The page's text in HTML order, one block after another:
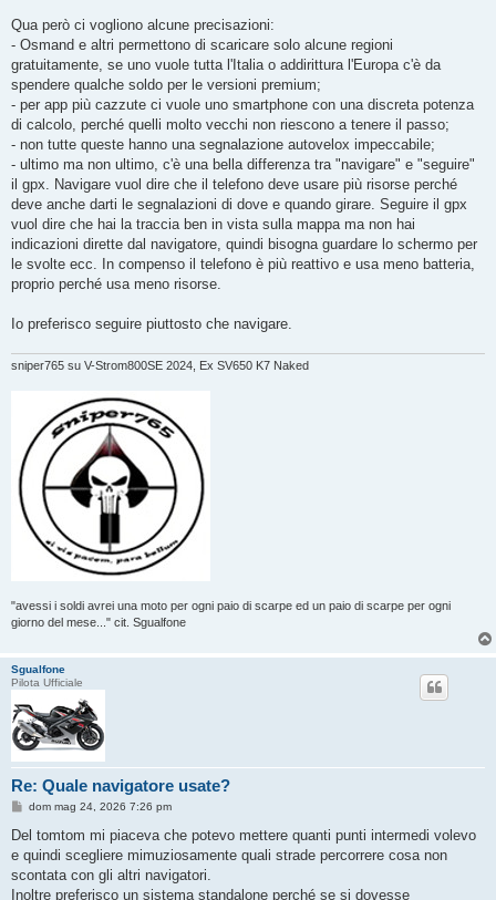
Qua però ci vogliono alcune precisazioni:
- Osmand e altri permettono di scaricare solo alcune regioni
gratuitamente, se uno vuole tutta l'Italia o addirittura l'Europa c'è da
spendere qualche soldo per le versioni premium;
- per app più cazzute ci vuole uno smartphone con una discreta potenza
di calcolo, perché quelli molto vecchi non riescono a tenere il passo;
- non tutte queste hanno una segnalazione autovelox impeccabile;
- ultimo ma non ultimo, c'è una bella differenza tra "navigare" e "seguire"
il gpx. Navigare vuol dire che il telefono deve usare più risorse perché
deve anche darti le segnalazioni di dove e quando girare. Seguire il gpx
vuol dire che hai la traccia ben in vista sulla mappa ma non hai
indicazioni dirette dal navigatore, quindi bisogna guardare lo schermo per
le svolte ecc. In compenso il telefono è più reattivo e usa meno batteria,
proprio perché usa meno risorse.
Io preferisco seguire piuttosto che navigare.
sniper765 su V-Strom800SE 2024, Ex SV650 K7 Naked
"avessi i soldi avrei una moto per ogni paio di scarpe ed un paio di scarpe per ogni
giorno del mese..." cit. Sgualfone
Sgualfone
Pilota Ufficiale
Re: Quale navigatore usate?
M
s
a
g
dom mag 24, 2026 7:26 pm
Del tomtom mi piaceva che potevo mettere quanti punti intermedi volevo
e quindi scegliere mimuziosamente quali strade percorrere cosa non
scontata con gli altri navigatori.
Inoltre preferisco un sistema standalone perché se si dovesse